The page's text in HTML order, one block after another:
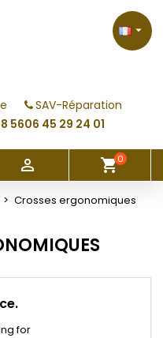
56
SAV-Réparation
06 45 29 24 01

 shopping_cart0
Crosses ergonomiques
for
×
×
((modalDeleteText))
×
Créer une liste d'envies
×
ajouter des produits